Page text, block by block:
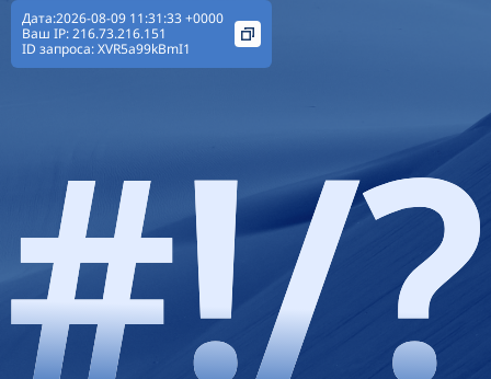
Дата:2026-08-09 11:31:33 +0000
Ваш IP:216.73.216.151
ID запроса:XVR5a99kBmI1